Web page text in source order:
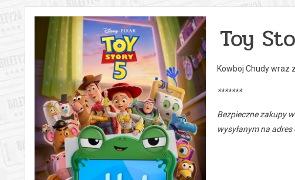
Toy
Kowboj Chudy wraz
*******
Bezpieczne zakupy
wysyłanym na